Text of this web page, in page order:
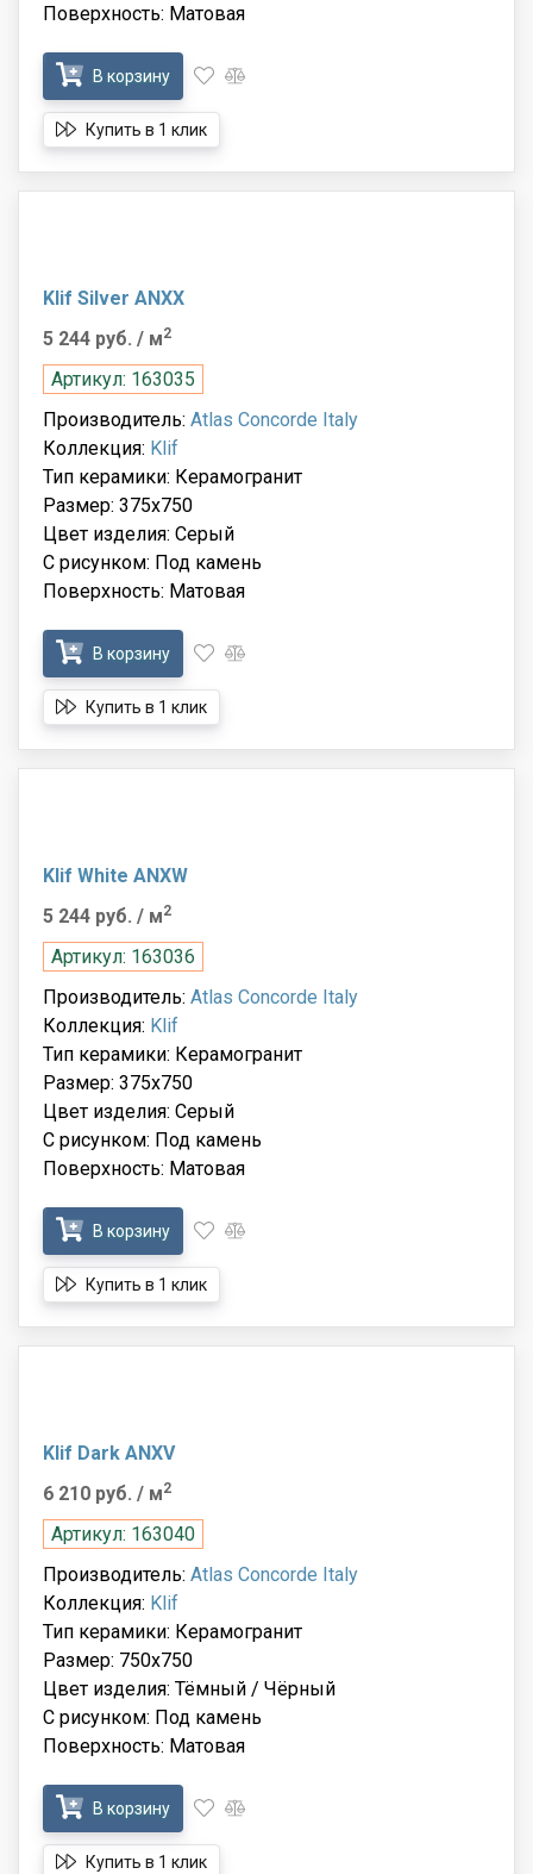
Поверхность: Матовая
В корзину
Купить в 1 клик
Klif Silver ANXX
5 244 руб. / м2
Артикул: 163035
Производитель: Atlas Concorde Italy
Коллекция: Klif
Тип керамики: Керамогранит
Размер: 375x750
Цвет изделия: Серый
С рисунком: Под камень
Поверхность: Матовая
В корзину
Купить в 1 клик
Klif White ANXW
5 244 руб. / м2
Артикул: 163036
Производитель: Atlas Concorde Italy
Коллекция: Klif
Тип керамики: Керамогранит
Размер: 375x750
Цвет изделия: Серый
С рисунком: Под камень
Поверхность: Матовая
В корзину
Купить в 1 клик
Klif Dark ANXV
6 210 руб. / м2
Артикул: 163040
Производитель: Atlas Concorde Italy
Коллекция: Klif
Тип керамики: Керамогранит
Размер: 750x750
Цвет изделия: Тёмный / Чёрный
С рисунком: Под камень
Поверхность: Матовая
В корзину
Купить в 1 клик